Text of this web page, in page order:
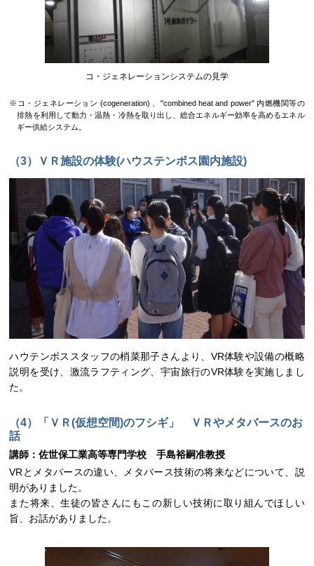
コ・ジェネレーションシステムの見学
※コ・ジェネレーション (cogeneration) 、"combined heat and power" 内燃機関等の
排熱を利用して動力・温熱・冷熱を取り出し、総合エネルギー効率を高めるエネル
ギー供給システム。
（3）ＶＲ施設の体験(ハウステンボス園内施設)
ハウテンボススタッフの梢菜那子さんより、VR体験や設備の概略
説明を受け、激流ラフティング、宇宙旅行のVR体験を実施しまし
た。
（4）「ＶＲ(仮想空間)のフシギ」 ＶＲやメタバースのお
話
講師：佐世保工業高等専門学校 手島裕嗣准教授
VRとメタバースの違い、メタバース技術の将来などについて、説
明がありました。
また将来、生徒の皆さんにもこの新しい技術に取り組んでほしい
旨、お話がありました。